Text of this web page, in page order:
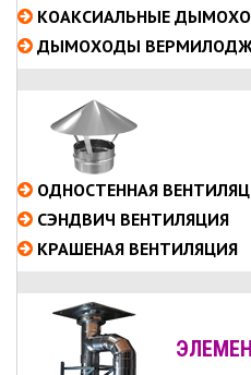
КОАКСИАЛЬНЫЕ
ДЫМОХОДЫ
ОДНОСТЕННАЯ
СЭНДВИЧ ВЕНТИЛЯЦИЯ
КРАШЕНАЯ ВЕНТИЛЯЦИЯ